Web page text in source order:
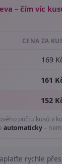
– čím víc
CENA ZA
169
161
152
počtu kusů v
automaticky–
rychle přes